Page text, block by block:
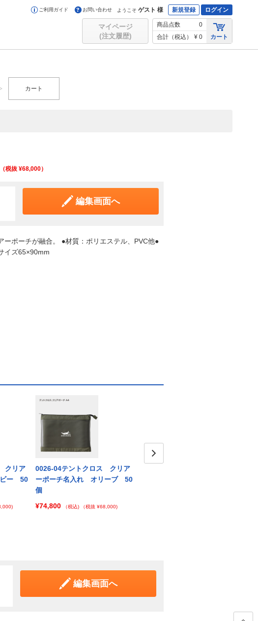
ご利用ガイド お問い合わせ ようこそ ゲスト 様 新規登録 ログイン
マイページ
(注文履歴)
商品点数
0
合計（税込）
¥ 0 カート
カート
（税抜 ¥68,000）
編集画面へ
ーポーチが融合。 ●材質：ポリエステル、PVC他●
イズ65×90mm
クリア
ビー 50
0026-04テントクロス クリア
ーポーチ名入れ オリーブ 50
個
¥74,800
（税込) （税抜 ¥68,000)
編集画面へ